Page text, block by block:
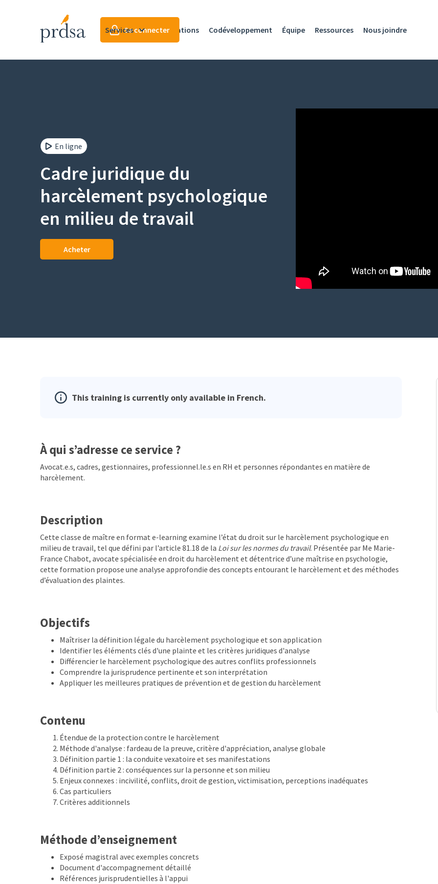
Services Formations Codéveloppement Équipe Ressources Nous joindre
Se connecter
En ligne
Cadre juridique du
harcèlement psychologique
en milieu de travail
Acheter
This training is currently only available in French.
À qui s’adresse ce service ?
Avocat.e.s, cadres, gestionnaires, professionnel.le.s en RH et personnes répondantes en matière de
harcèlement.
Description
Cette classe de maître en format e-learning examine l’état du droit sur le harcèlement psychologique en
milieu de travail, tel que défini par l’article 81.18 de la Loi sur les normes du travail. Présentée par Me Marie-
France Chabot, avocate spécialisée en droit du harcèlement et détentrice d’une maîtrise en psychologie,
cette formation propose une analyse approfondie des concepts entourant le harcèlement et des méthodes
d’évaluation des plaintes.
Objectifs
Maîtriser la définition légale du harcèlement psychologique et son application
Identifier les éléments clés d'une plainte et les critères juridiques d'analyse
Différencier le harcèlement psychologique des autres conflits professionnels
Comprendre la jurisprudence pertinente et son interprétation
Appliquer les meilleures pratiques de prévention et de gestion du harcèlement
Contenu
Étendue de la protection contre le harcèlement
Méthode d'analyse : fardeau de la preuve, critère d'appréciation, analyse globale
Définition partie 1 : la conduite vexatoire et ses manifestations
Définition partie 2 : conséquences sur la personne et son milieu
Enjeux connexes : incivilité, conflits, droit de gestion, victimisation, perceptions inadéquates
Cas particuliers
Critères additionnels
Méthode d’enseignement
Exposé magistral avec exemples concrets
Document d'accompagnement détaillé
Références jurisprudentielles à l'appui